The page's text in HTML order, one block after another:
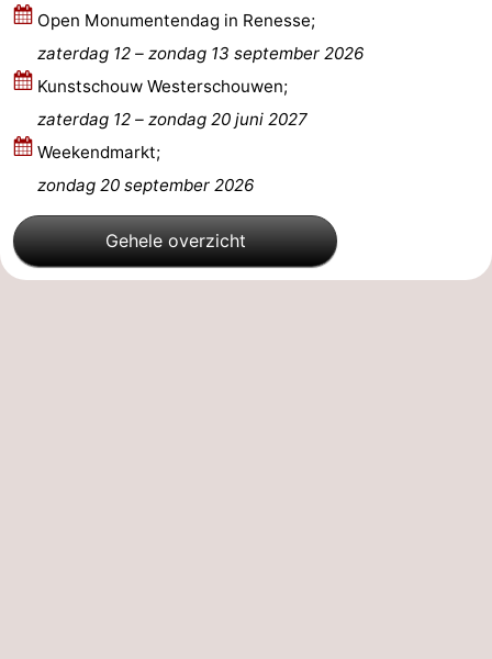
Open Monumentendag in Renesse;
zaterdag 12 – zondag 13 september 2026
Kunstschouw Westerschouwen;
zaterdag 12 – zondag 20 juni 2027
Weekendmarkt;
zondag 20 september 2026
Gehele overzicht